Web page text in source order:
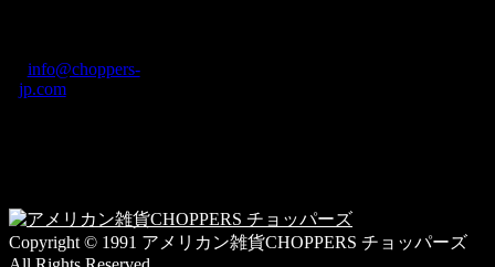
テ
ゴ
info@choppers-
jp.com
Copyright © 1991 アメリカン雑貨CHOPPERS チョッパーズ